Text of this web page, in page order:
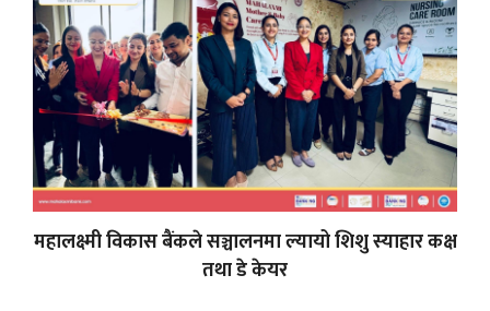
महालक्ष्मी विकास बैंकले सञ्चालनमा ल्यायो शिशु स्याहार कक्ष
तथा डे केयर